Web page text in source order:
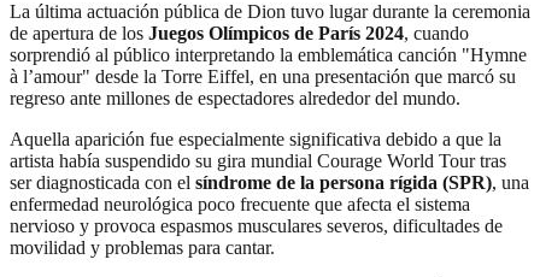
La última actuación pública de Dion tuvo lugar durante la ceremonia
de apertura de los Juegos Olímpicos de París 2024, cuando
sorprendió al público interpretando la emblemática canción "Hymne
à l’amour" desde la Torre Eiffel, en una presentación que marcó su
regreso ante millones de espectadores alrededor del mundo.
Aquella aparición fue especialmente significativa debido a que la
artista había suspendido su gira mundial Courage World Tour tras
ser diagnosticada con el síndrome de la persona rígida (SPR), una
enfermedad neurológica poco frecuente que afecta el sistema
nervioso y provoca espasmos musculares severos, dificultades de
movilidad y problemas para cantar.